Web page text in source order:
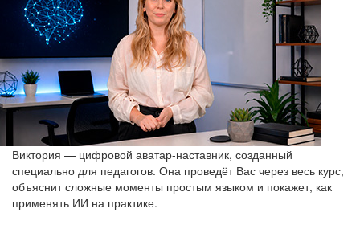
Виктория — цифровой аватар‑наставник, созданный
специально для педагогов. Она проведёт Вас через весь курс,
объяснит сложные моменты простым языком и покажет, как
применять ИИ на практике.